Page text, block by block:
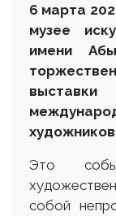
6 марта
музее
имени
выставки
Это
собой